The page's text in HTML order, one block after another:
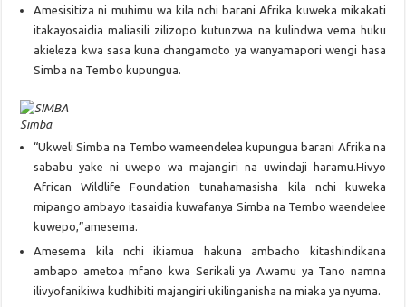
Amesisitiza ni muhimu wa kila nchi barani Afrika kuweka mikakati
itakayosaidia maliasili zilizopo kutunzwa na kulindwa vema huku
akieleza kwa sasa kuna changamoto ya wanyamapori wengi hasa
Simba na Tembo kupungua.
Simba
“Ukweli Simba na Tembo wameendelea kupungua barani Afrika na
sababu yake ni uwepo wa majangiri na uwindaji haramu.Hivyo
African Wildlife Foundation tunahamasisha kila nchi kuweka
mipango ambayo itasaidia kuwafanya Simba na Tembo waendelee
kuwepo,”amesema.
Amesema kila nchi ikiamua hakuna ambacho kitashindikana
ambapo ametoa mfano kwa Serikali ya Awamu ya Tano namna
ilivyofanikiwa kudhibiti majangiri ukilinganisha na miaka ya nyuma.